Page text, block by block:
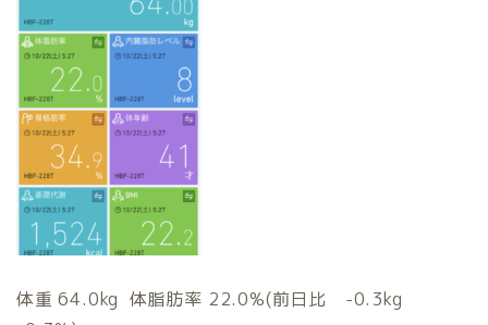
体重 64.0kg 体脂肪率 22.0%(前日比 -0.3kg